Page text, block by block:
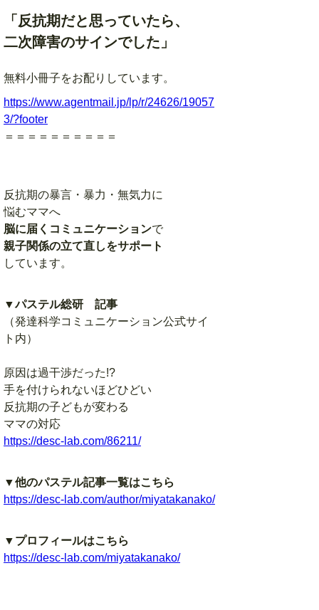
「反抗期だと思っていたら、
二次障害のサインでした」
無料小冊子をお配りしています。
https://www.agentmail.jp/lp/r/24626/19057
3/?footer
＝＝＝＝＝＝＝＝＝＝
反抗期の暴言・暴力・無気力に
悩むママへ
脳に届くコミュニケーションで
親子関係の立て直しをサポート
しています。
▼パステル総研 記事
（発達科学コミュニケーション公式サイ
ト内）
原因は過干渉だった!?
手を付けられないほどひどい
反抗期の子どもが変わる
ママの対応
https://desc-lab.com/86211/
▼他のパステル記事一覧はこちら
https://desc-lab.com/author/miyatakanako/
▼プロフィールはこちら
https://desc-lab.com/miyatakanako/